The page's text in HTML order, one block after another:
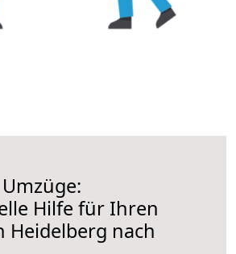
Hilfe für Ihren
Heidelberg nach